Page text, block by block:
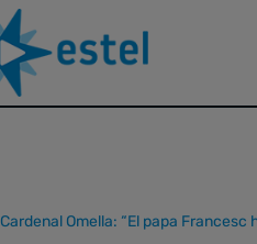
Cardenal Omella: “El papa